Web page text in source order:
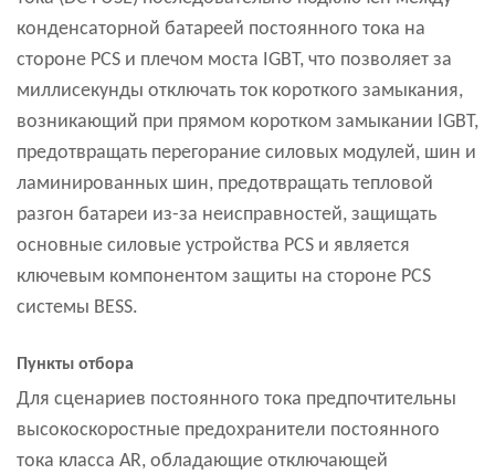
конденсаторной батареей постоянного тока на
стороне PCS и плечом моста IGBT, что позволяет за
миллисекунды отключать ток короткого замыкания,
возникающий при прямом коротком замыкании IGBT,
предотвращать перегорание силовых модулей, шин и
ламинированных шин, предотвращать тепловой
разгон батареи из-за неисправностей, защищать
основные силовые устройства PCS и является
ключевым компонентом защиты на стороне PCS
системы BESS.
Пункты отбора
Для сценариев постоянного тока предпочтительны
высокоскоростные предохранители постоянного
тока класса AR, обладающие отключающей